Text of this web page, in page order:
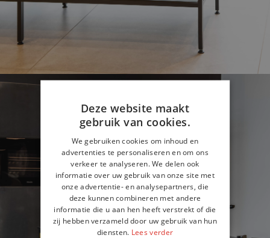
Deze website maakt
gebruik van cookies.
We gebruiken cookies om inhoud en
advertenties te personaliseren en om ons
verkeer te analyseren. We delen ook
informatie over uw gebruik van onze site met
onze advertentie- en analysepartners, die
deze kunnen combineren met andere
informatie die u aan hen heeft verstrekt of die
zij hebben verzameld door uw gebruik van hun
diensten. Lees verder